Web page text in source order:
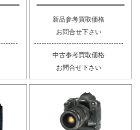
新品参考買取価格
お問合せ下さい
中古参考買取価格
お問合せ下さい